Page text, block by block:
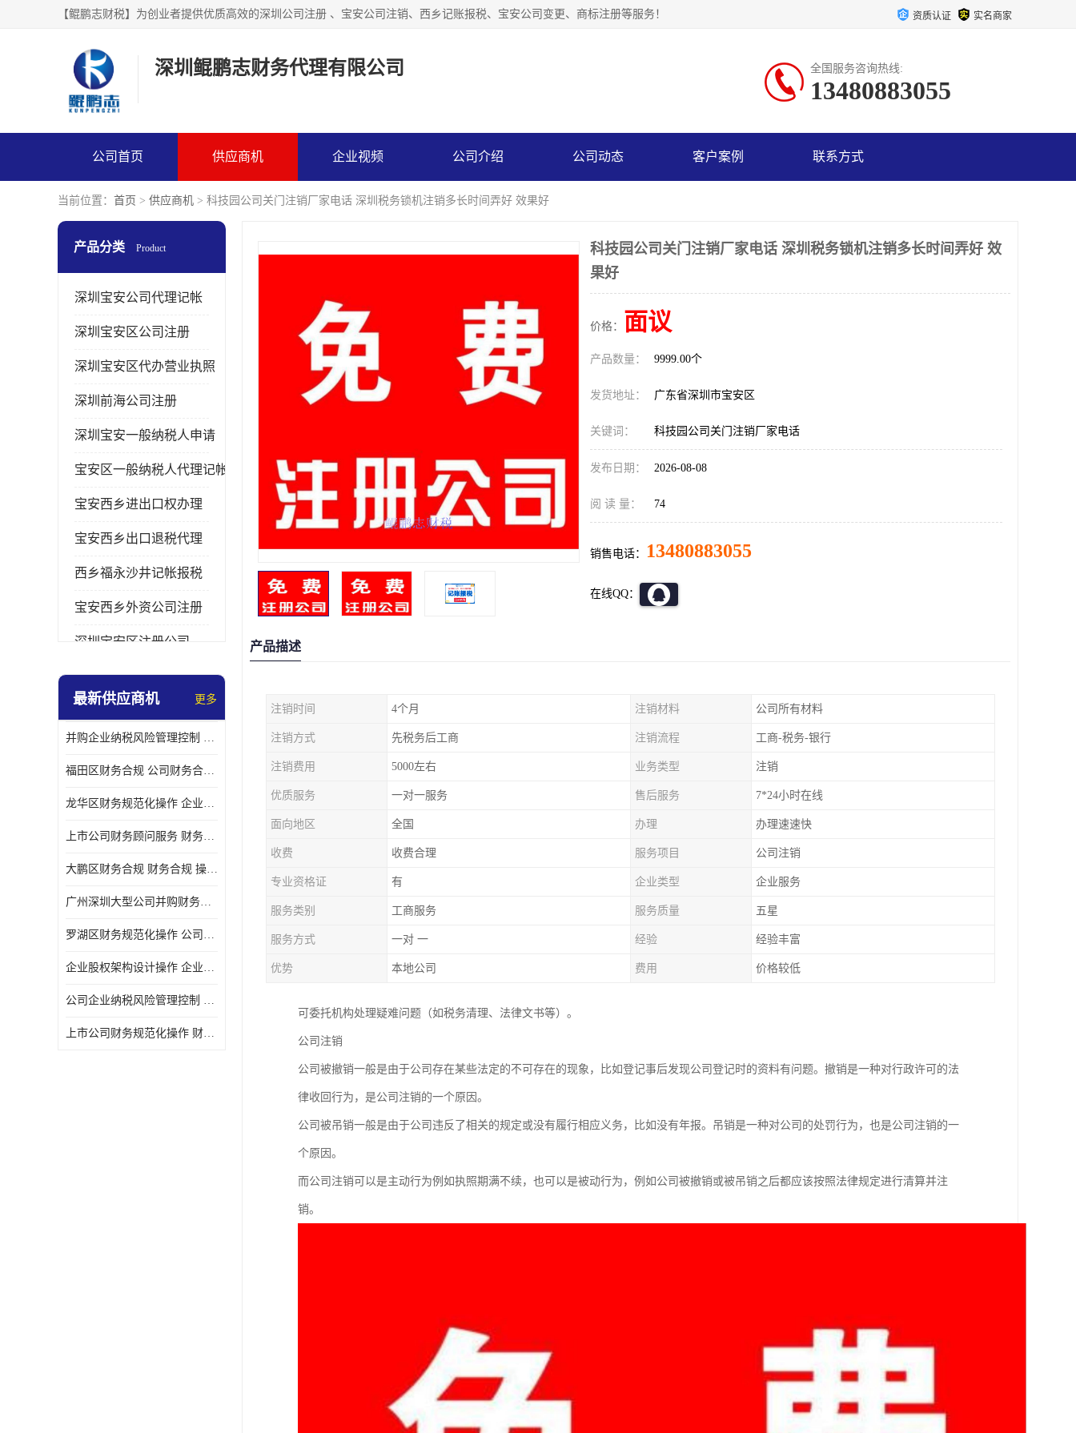
【鲲鹏志财税】为创业者提供优质高效的深圳公司注册 、宝安公司注销、西乡记账报税、宝安公司变更、商标注册等服务！ 资质认证 实名商家
深圳鲲鹏志财务代理有限公司 全国服务咨询热线:
13480883055
公司首页 供应商机 企业视频 公司介绍 公司动态 客户案例 联系方式
当前位置： 首页 > 供应商机 > 科技园公司关门注销厂家电话 深圳税务锁机注销多长时间弄好 效果好
产品分类 Product
深圳宝安公司代理记帐
深圳宝安区公司注册
深圳宝安区代办营业执照
深圳前海公司注册
深圳宝安一般纳税人申请
宝安区一般纳税人代理记帐
宝安西乡进出口权办理
宝安西乡出口退税代理
西乡福永沙井记帐报税
宝安西乡外资公司注册
深圳宝安区注册公司
宝安西乡办理营业执照
宝安西乡代理记帐
注册公司
最新供应商机 更多
并购企业纳税风险管理控制 企业纳税风险管理控制 如何操作
福田区财务合规 公司财务合规 如何处理实现税务*风险
龙华区财务规范化操作 企业纳税风险管理控制 操作起来简单易行
上市公司财务顾问服务 财务合规 如何才能达到目标
大鹏区财务合规 财务合规 操作起来简单易行
广州深圳大型公司并购财务顾问 财务规范化操作 办理要多长时间
罗湖区财务规范化操作 公司财务合规 盛莱企管
企业股权架构设计操作 企业纳税风险管理控制 怎样操作税务合规
公司企业纳税风险管理控制 财务顾问 操作起来简单易行
上市公司财务规范化操作 财务规范化操作 如何操作
科技园公司关门注销厂家电话 深圳税务锁机注销多长时间弄好 效
果好
价格： 面议
产品数量： 9999.00个
发货地址： 广东省深圳市宝安区
关键词： 科技园公司关门注销厂家电话
发布日期： 2026-08-08
阅 读 量： 74
销售电话： 13480883055
在线QQ：
产品描述
注销时间 4个月 注销材料 公司所有材料
注销方式 先税务后工商 注销流程 工商-税务-银行
注销费用 5000左右 业务类型 注销
优质服务 一对一服务 售后服务 7*24小时在线
面向地区 全国 办理 办理速速快
收费 收费合理 服务项目 公司注销
专业资格证 有 企业类型 企业服务
服务类别 工商服务 服务质量 五星
服务方式 一对 一 经验 经验丰富
优势 本地公司 费用 价格较低
可委托机构处理疑难问题（如税务清理、法律文书等）。
公司注销
公司被撤销一般是由于公司存在某些法定的不可存在的现象，比如登记事后发现公司登记时的资料有问题。撤销是一种对行政许可的法
律收回行为，是公司注销的一个原因。
公司被吊销一般是由于公司违反了相关的规定或没有履行相应义务，比如没有年报。吊销是一种对公司的处罚行为，也是公司注销的一
个原因。
而公司注销可以是主动行为例如执照期满不续，也可以是被动行为，例如公司被撤销或被吊销之后都应该按照法律规定进行清算并注
销。